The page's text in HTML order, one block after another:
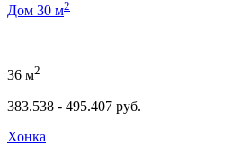
Дом 30 м2
36 м2
383.538 - 495.407 руб.
Хонка